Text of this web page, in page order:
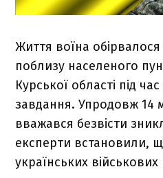
Життя воїна
поблизу населеного
Курської області під
завдання. Упродовж 14
вважався безвісти
експерти встановили,
українських